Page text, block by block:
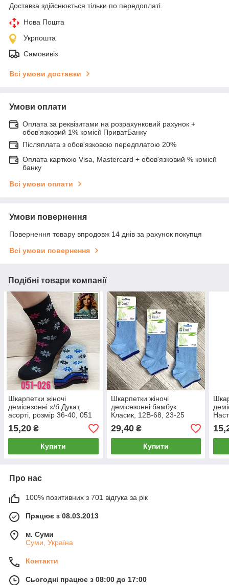
Доставка здійснюється тільки по передоплаті.
Нова Пошта
Укрпошта
Самовивіз
Всі умови доставки
Умови оплати
Оплата за реквізитами на розрахунковий рахунок +
обов'язковий 1% комісії ПриватБанку
Післяплата з обов'язковою передплатою 20%
Оплата карткою Visa, Mastercard + обов'язковий % комісії
банку
Всі умови оплати
Умови повернення
Повернення товару впродовж 14 днів за рахунок покупця
Всі умови повернення
Подібні товари компанії
Шкарпетки жіночі
демісезонні х/б Дукат,
асорті, розмір 36-40, 051
15,20 ₴
Купити
Шкарпетки жіночі
демісезонні бамбук
Класик, 12В-68, 23-25
розмір, блакитні, 01856
29,40₴
Купити
Про нас
100% позитивних з 701 відгука за рік
Працює з 08.03.2013
м. Суми
Суми, Україна
Контакти
Сьогодні працює з 08:00 до 17:00